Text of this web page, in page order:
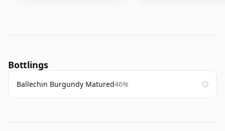
Bottlings
Ballechin Burgundy Matured46%